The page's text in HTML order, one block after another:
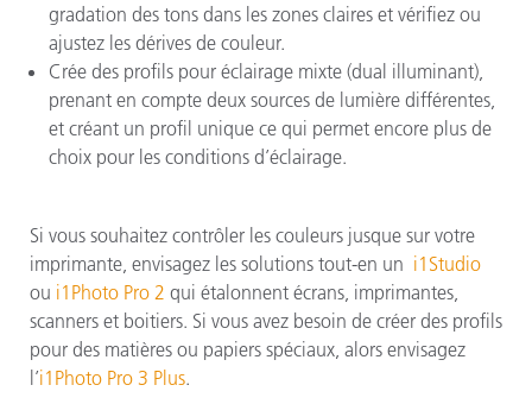
gradation des tons dans les zones claires et vérifiez ou
ajustez les dérives de couleur.
Crée des profils pour éclairage mixte (dual illuminant),
prenant en compte deux sources de lumière différentes,
et créant un profil unique ce qui permet encore plus de
choix pour les conditions d’éclairage.
Si vous souhaitez contrôler les couleurs jusque sur votre
imprimante, envisagez les solutions tout-en un i1Studio
ou i1Photo Pro 2 qui étalonnent écrans, imprimantes,
scanners et boitiers. Si vous avez besoin de créer des profils
pour des matières ou papiers spéciaux, alors envisagez
l’i1Photo Pro 3 Plus.